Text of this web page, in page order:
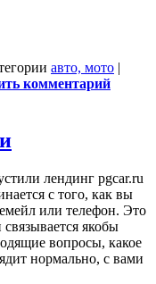
авто, мото |
комментарий
лендинг pgcar.ru
с того, как вы
или телефон. Это
якобы
вопросы, какое
нормально, с вами